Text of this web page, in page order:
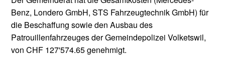
Benz, Londero GmbH, STS Fahrzeugtechnik GmbH) für
die Beschaffung sowie den Ausbau des
Patrouillenfahrzeuges der Gemeindepolizei Volketswil,
von CHF 127'574.65 genehmigt.